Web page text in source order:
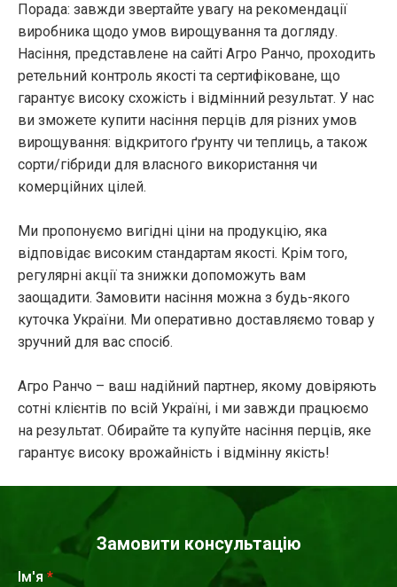
Порада: завжди звертайте увагу на рекомендації
виробника щодо умов вирощування та догляду.
Насіння, представлене на сайті Агро Ранчо, проходить
ретельний контроль якості та сертифіковане, що
гарантує високу схожість і відмінний результат. У нас
ви зможете купити насіння перців для різних умов
вирощування: відкритого ґрунту чи теплиць, а також
сорти/гібриди для власного використання чи
комерційних цілей.
Ми пропонуємо вигідні ціни на продукцію, яка
відповідає високим стандартам якості. Крім того,
регулярні акції та знижки допоможуть вам
заощадити. Замовити насіння можна з будь-якого
куточка України. Ми оперативно доставляємо товар у
зручний для вас спосіб.
Агро Ранчо – ваш надійний партнер, якому довіряють
сотні клієнтів по всій Україні, і ми завжди працюємо
на результат. Обирайте та купуйте насіння перців, яке
гарантує високу врожайність і відмінну якість!
Замовити консультацію
Ім'я *